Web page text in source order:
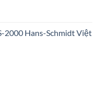
2000 Hans-Schmidt Việt